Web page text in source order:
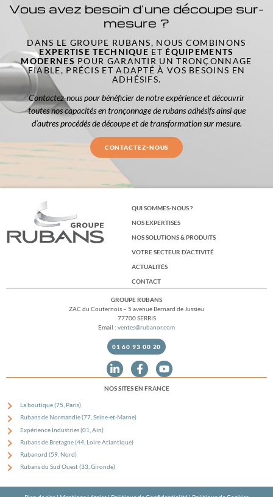
Vous avez besoin d’une découpe sur-
mesure ?
DANS LE GROUPE RUBANS, NOUS COMBINONS
EXPERTISE TECHNIQUE ET ÉQUIPEMENTS
MODERNES POUR GARANTIR UN TRONÇONNAGE
FIABLE, PRÉCIS ET ADAPTÉ À VOS BESOINS EN
ADHÉSIFS.
Contactez-nous pour bénéficier de notre expérience et découvrir
toutes nos capacités en tronçonnage de rubans adhésifs ainsi que
d’autres procédés de découpe et de transformation sur mesure.
CONTACTEZ-NOUS
QUI SOMMES-NOUS ?
NOS EXPERTISES
NOS SOLUTIONS & PRODUITS
VOTRE SECTEUR D’ACTIVITÉ
ACTUALITÉS
CONTACT
GROUPE RUBANS
ZAC du Couternois – 5 avenue Bernard de Jussieu
77700 SERRIS
Email : ventes@rubanor.com
01 60 93 00 20
NOS SITES EN FRANCE
La boutique (75, Paris)
Rubans de Normandie (77, Seine-et-Marne)
Expérience Industries (01, Ain)
Rubans de Bretagne (44, Loire Atlantique)
Rubanord (59, Nord)
Rubans du Sud Ouest (33, Gironde)